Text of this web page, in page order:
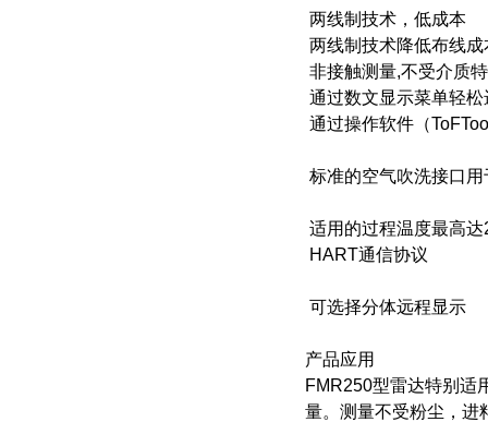
两线制技术，低成本
两线制技术降低布线
非接触测量,不受介质
通过数文显示菜单轻
通过操作软件（
标准的空气吹洗接口
适用的过程温度最高
HART通信协议
可选择分体远程显示
产品应用
FMR250型雷达特别适
量。测量不受粉尘，进